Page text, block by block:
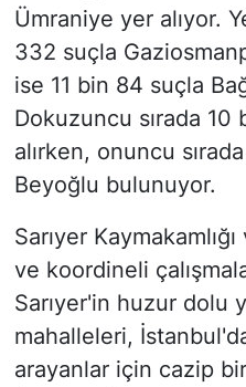
Ümraniye yer alıyor.
332 suçla
ise 11 bin 84 suçla
Dokuzuncu sırada
alırken, onuncu
Beyoğlu bulunuyor.
Sarıyer
ve koordineli
Sarıyer'in huzur dolu
mahalleleri,
arayanlar için cazip